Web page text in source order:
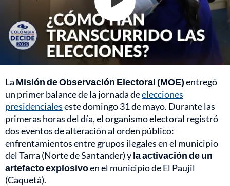
La Misión de Observación Electoral (MOE)entregó
un primer balance de la jornada deelecciones
presidencialeseste domingo 31 de mayo. Durante las
primeras horas del día, el organismo electoral registró
dos eventos de alteración al orden público:
enfrentamientos entre grupos ilegales en el municipio
del Tarra (Norte de Santander) yla activación de un
artefacto explosivoen el municipio de El Paujil
(Caquetá).